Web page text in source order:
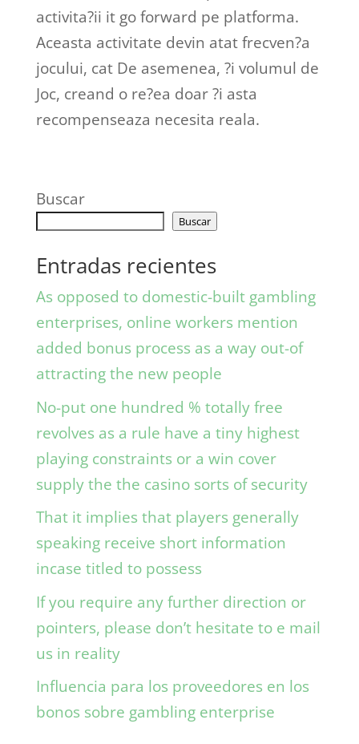
activita?ii it go forward pe platforma.
Aceasta activitate devin atat frecven?a
jocului, cat De asemenea, ?i volumul de
Joc, creand o re?ea doar ?i asta
recompenseaza necesita reala.
Buscar
Buscar
Entradas recientes
As opposed to domestic-built gambling
enterprises, online workers mention
added bonus process as a way out-of
attracting the new people
No-put one hundred % totally free
revolves as a rule have a tiny highest
playing constraints or a win cover
supply the the casino sorts of security
That it implies that players generally
speaking receive short information
incase titled to possess
If you require any further direction or
pointers, please don’t hesitate to e mail
us in reality
Influencia para los proveedores en los
bonos sobre gambling enterprise